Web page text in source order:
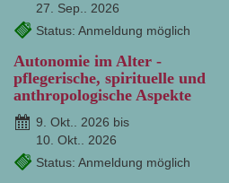
27. Sep.. 2026
Status: Anmeldung möglich
Autonomie im Alter -
pflegerische, spirituelle und
anthropologische Aspekte
9. Okt.. 2026 bis
10. Okt.. 2026
Status: Anmeldung möglich